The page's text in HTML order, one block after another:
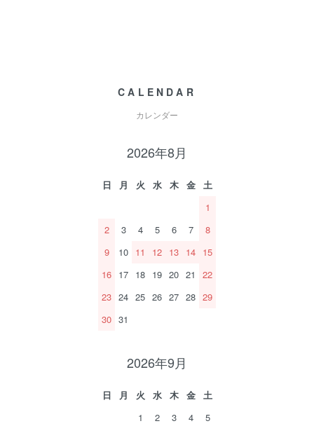
CALENDAR
カレンダー
2026年8月
日 月 火 水 木 金
土
1
2
3 4 5 6 7
8
9
10 11 12 13 14 15
16 17 18 19 20 21
22
23 24 25 26 27 28 29
30 31
2026年9月
日 月 火 水 木 金
土
1
2 3 4
5